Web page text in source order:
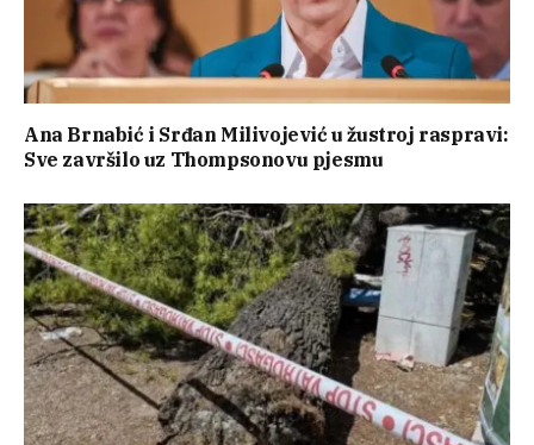
Ana Brnabić i Srđan Milivojević u žustroj raspravi:
Sve završilo uz Thompsonovu pjesmu